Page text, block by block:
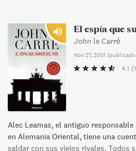
El espía que
John le Carré
Nov 27, 2001 (
4.1
Alec Leamas, el antiguo
en Alemania Oriental, tiene una
saldar con sus viejos rivales. Todos